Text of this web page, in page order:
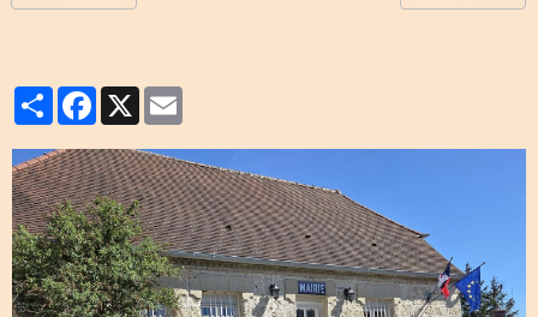
PartagerFacebook
X